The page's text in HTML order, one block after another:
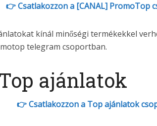
👉 Csatlakozzon a [CANAL] PromoTop
kínál minőségi termékekkel
telegram csoportban.
ajánlatok
👉 Csatlakozzon a Top ajánlatok